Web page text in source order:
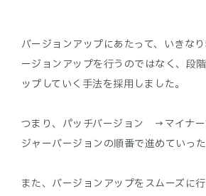
バージョンアップにあたって、いきな
ージョンアップを行うのではなく、段
ップしていく手法を採用しました。
つまり、パッチバージョン → マイナ
ジャーバージョンの順番で進めていった
また、バージョンアップをスムーズに